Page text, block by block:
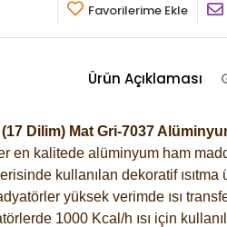
Favorilerime Ekle
Ürün Açıklaması
Dilim) Mat Gri-7037
en kalitede alüminyum ham
kullanılan dekoratif ısıtma
yüksek verimde ısı
1000 Kcal/h ısı için